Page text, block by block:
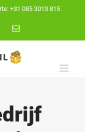
+31 085 3013 815
E-